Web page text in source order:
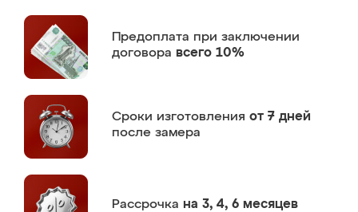
Предоплата при заключении
договора всего 10%
Сроки изготовления от 7 дней
после замера
Рассрочка на 3, 4, 6 месяцев